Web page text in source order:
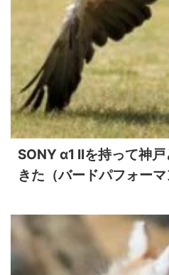
SONY α1 IIを持って神
きた（バードパフォーマ